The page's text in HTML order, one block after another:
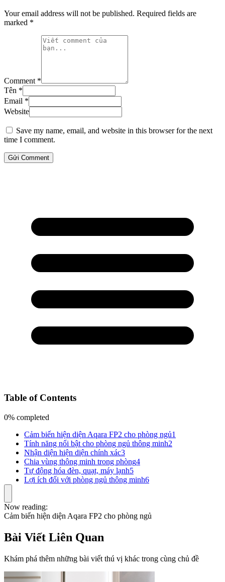
Your email address will not be published. Required fields are
marked *
Comment *
Tên *
Email *
Website
Save my name, email, and website in this browser for the next
time I comment.
Gửi Comment
Table of Contents
0% completed
Cảm biến hiện diện Aqara FP2 cho phòng ngủ1
Tính năng nổi bật cho phòng ngủ thông minh2
Nhận diện hiện diện chính xác3
Chia vùng thông minh trong phòng4
Tự động hóa đèn, quạt, máy lạnh5
Lợi ích đối với phòng ngủ thông minh6
Now reading:
Cảm biến hiện diện Aqara FP2 cho phòng ngủ
Bài Viết Liên Quan
Khám phá thêm những bài viết thú vị khác trong cùng chủ đề